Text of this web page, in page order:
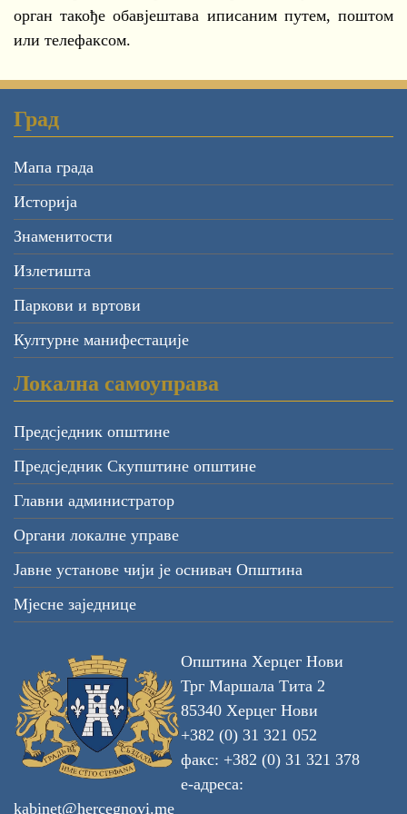
орган такође обавјештава иписаним путем, поштом
или телефаксом.
Град
Мапа града
Историја
Знаменитости
Излетишта
Паркови и вртови
Културне манифестације
Локална самоуправа
Предсједник општине
Предсједник Скупштине општине
Главни администратор
Органи локалне управе
Јавне установе чији је оснивач Општина
Мјесне заједнице
Општина Херцег Нови
Трг Маршала Тита 2
85340 Херцег Нови
+382 (0) 31 321 052
факс: +382 (0) 31 321 378
е-адреса:
kabinet@hercegnovi.me